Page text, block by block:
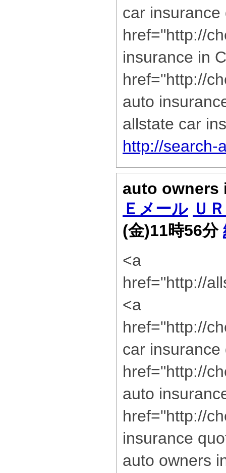
car
href="http://
insurance in
href="http://
auto
allstate car
http://search-
auto owners
Ｅメール Ｕ
(金)11時56分
<a
href="http://
<a
href="http://
car
href="http://
auto
href="http://
insurance
auto owners